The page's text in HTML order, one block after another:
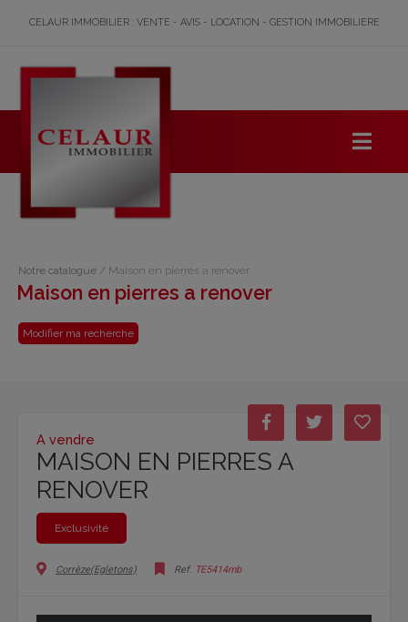
CELAUR IMMOBILIER : VENTE - AVIS - LOCATION - GESTION IMMOBILIERE
Notre catalogue / Maison en pierres a renover
Maison en pierres a renover
Modifier ma recherche
A vendre
MAISON EN PIERRES A
RENOVER
Exclusivité
Corrèze(Egletons) Ref. TE5414mb